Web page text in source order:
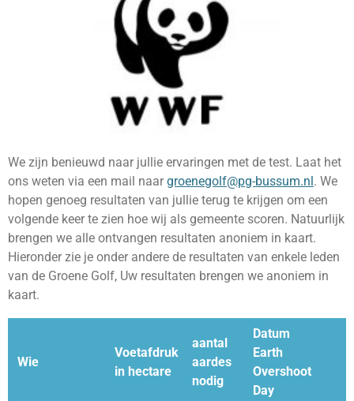
We zijn benieuwd naar jullie ervaringen met de test. Laat het
ons weten via een mail naargroenegolf@pg-bussum.nl . We
hopen genoeg resultaten van jullie terug te krijgen om een
volgende keer te zien hoe wij als gemeente scoren. Natuurlijk
brengen we alle ontvangen resultaten anoniem in kaart.
Hieronder zie je onder andere de resultaten van enkele leden
van de Groene Golf, Uw resultaten brengen we anoniem in
kaart.
Wie
Voetafdruk
in hectare
aantal
aardes
nodig
Datum
Earth
Overshoot
Day